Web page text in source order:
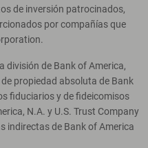
de inversión patrocinados,
por compañías que
división de Bank of America,
propiedad absoluta de Bank
fiduciarios y de fideicomisos
N.A. y U.S. Trust Company
indirectas de Bank of America